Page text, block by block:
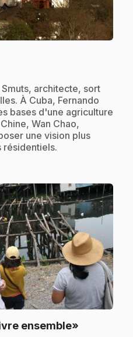
architecte, sort
À Cuba, Fernando
bases d'une agriculture
Wan Chao,
une vision plus
résidentiels.
ensemble»